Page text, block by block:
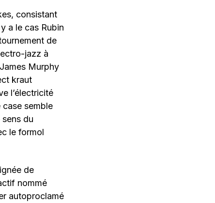
consistant
a le cas Rubin
de
jazz à
Murphy
kraut
l’électricité
case semble
sens du
le formol
de
nommé
autoproclamé